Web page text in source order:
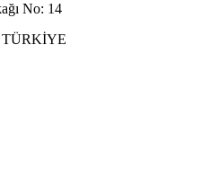
No: 14
TÜRKİYE